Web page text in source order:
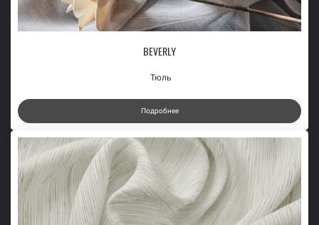
BEVERLY
Тюль
Подробнее